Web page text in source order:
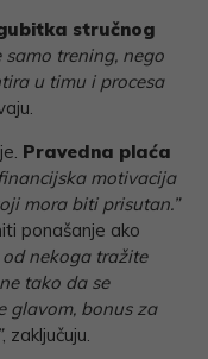
stručnog
samo trening, nego
u timu i procesa
Pravedna plaća
motivacija
mora biti prisutan.”
ponašanje ako
od nekoga tražite
tako da se
glavom, bonus za
, zaključuju.